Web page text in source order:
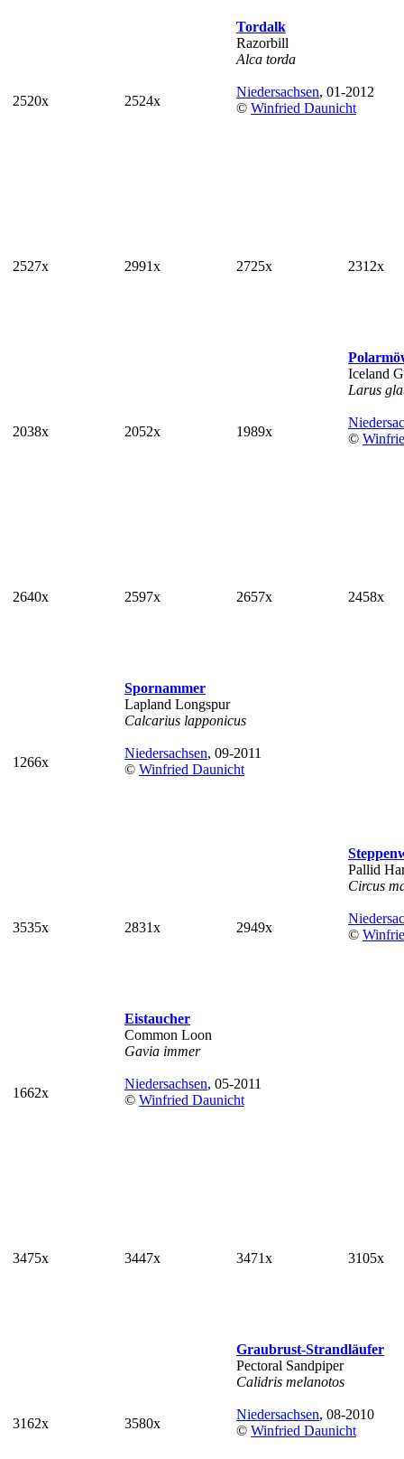
2520x 2524x
Tordalk
Razorbill
Alca torda
Niedersachsen, 01-2012
© Winfried Daunicht
2527x 2991x 2725x 2312x
2038x 2052x 1989x
Iceland
Larus
©
2640x 2597x 2657x 2458x
1266x
Spornammer
Lapland Longspur
Calcarius lapponicus
Niedersachsen, 09-2011
© Winfried Daunicht
3535x 2831x 2949x
Pallid
Circus
©
1662x
Eistaucher
Common Loon
Gavia immer
Niedersachsen, 05-2011
© Winfried Daunicht
3475x 3447x 3471x 3105x
3162x 3580x
Graubrust-Strandläufer
Pectoral Sandpiper
Calidris melanotos
Niedersachsen, 08-2010
© Winfried Daunicht